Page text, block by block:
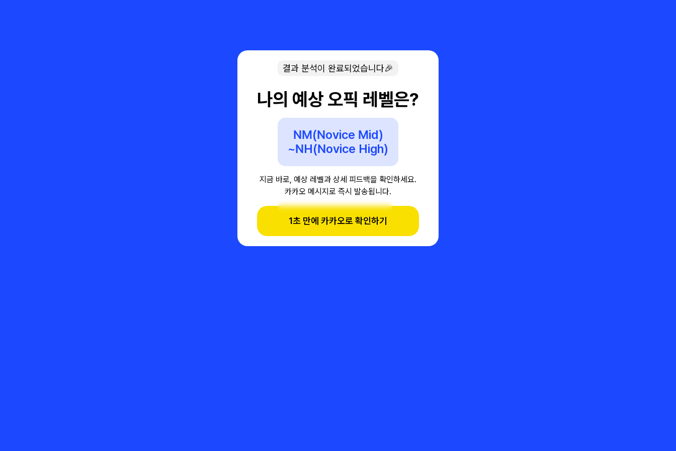
결과 분석이 완료되었습니다🎉
나의 예상 오픽 레벨은?
NM(Novice Mid)
~NH(Novice High)
지금 바로, 예상 레벨과 상세 피드백을 확인하세요.
카카오 메시지로 즉시 발송됩니다.
1초 만에 카카오로 확인하기